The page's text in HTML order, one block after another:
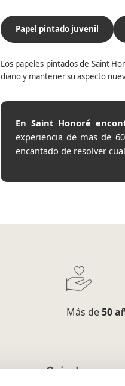
Papel pintado juvenil
Los papeles pintados de Saint
diario y mantener su aspecto
En Saint Honoré
experiencia de mas de
encantado de resolver
Más de50
Guía de